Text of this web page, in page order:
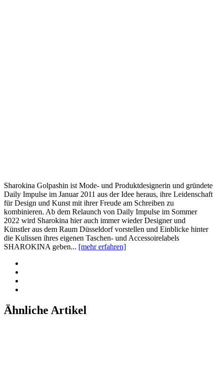
Sharokina Golpashin ist Mode- und Produktdesignerin und gründete
Daily Impulse im Januar 2011 aus der Idee heraus, ihre Leidenschaft
für Design und Kunst mit ihrer Freude am Schreiben zu
kombinieren. Ab dem Relaunch von Daily Impulse im Sommer
2022 wird Sharokina hier auch immer wieder Designer und
Künstler aus dem Raum Düsseldorf vorstellen und Einblicke hinter
die Kulissen ihres eigenen Taschen- und Accessoirelabels
SHAROKINA geben... [mehr erfahren]
Ähnliche Artikel